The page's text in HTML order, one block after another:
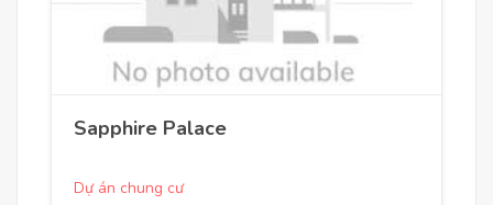
Sapphire Palace
Dự án chung cư